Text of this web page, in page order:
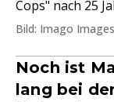
Cops" nach 25
Bild: Imago
Noch ist
lang bei